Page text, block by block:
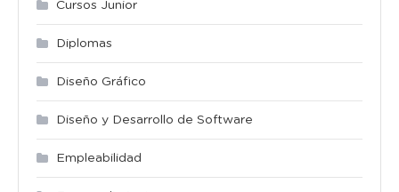
Cursos Junior
Diplomas
Diseño Gráfico
Diseño y Desarrollo de Software
Empleabilidad